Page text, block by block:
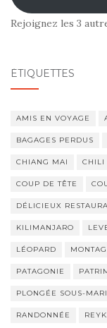
Rejoignez les 3
ÉTIQUETTES
AMIS EN VOYAGE
BAGAGES PERDUS
CHIANG MAI CHILI
COUP DE TÊTE
DÉLICIEUX
KILIMANJARO
LÉOPARD
PATAGONIE
PLONGÉE SOUS-
RANDONNÉE